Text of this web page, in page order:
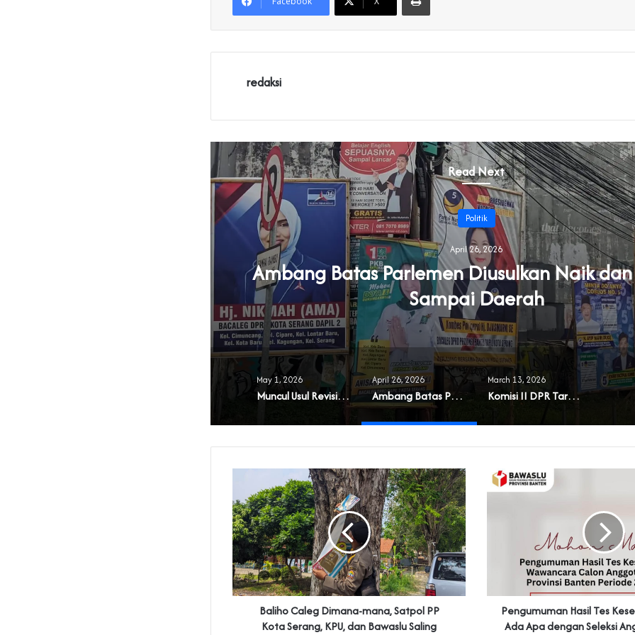
redaksi
Read Next
Politik
April 26, 2026
Ambang Batas Parlemen Diusulkan Naik
Sampai Daerah
May 1, 2026
Muncul Usul Revisi UU Parpol
April 26, 2026
Ambang Batas Parlemen Diusulkan Naik dan Berlaku Sampai Daerah
March 13, 2026
Komisi II DPR Targetkan RUU Pilkada Rampung 2026
Baliho Caleg Dimana-mana, Satpol PP
Kota Serang, KPU, dan Bawaslu Saling
Pengumuman Hasil Tes
Ada Apa dengan Seleksi